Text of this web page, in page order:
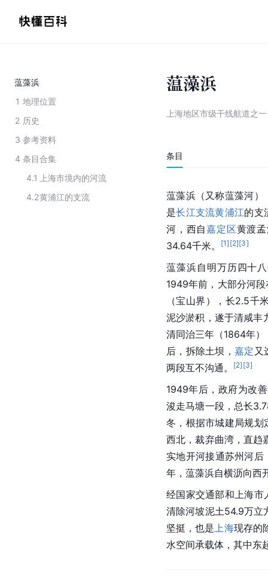
蕰藻浜
1 地理位置
2 历史
3 参考资料
4 条目合集
4.1
上海市境内的河流
4.2黄浦江的支流
蕰藻浜
上海地区市级干线航道之一
条目
蕰藻浜（又称蕰藻河
是长江支流黄浦江的支
河，西自嘉定区黄渡
34.64千米。
[1] [2][3]
蕰藻浜自明万历四十
1949年前，大部分河
（宝山界），长2.5千
泥沙淤积，遂于清咸丰
清同治三年（1864年
后，拆除土坝，嘉定 又
两段互不沟通。
[2] [3]
1949年后，政府为改
浚走马塘一段，总长
冬，根据市城建局规划
西北，裁弃曲湾，直趋
实地开河接通苏州河
年，蕰藻浜自横沥向西
经国家交通部和上海市
清除河坡泥土54.9万立
坚挺，也是 上海现存的
水空间承载体，其中东